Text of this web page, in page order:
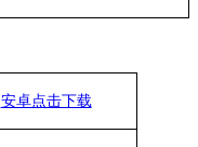
安卓点击下载